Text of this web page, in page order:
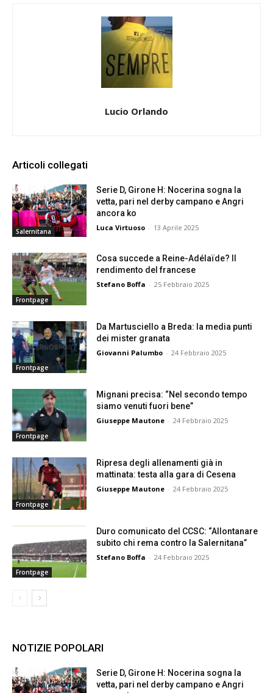
Lucio Orlando
Articoli collegati
Salernitana
Serie D, Girone H: Nocerina sogna la
vetta, pari nel derby campano e Angri
ancora ko
Luca Virtuoso - 13 Aprile 2025
Frontpage
Cosa succede a Reine-Adélaïde? Il
rendimento del francese
Stefano Boffa - 25 Febbraio 2025
Frontpage
Da Martusciello a Breda: la media punti
dei mister granata
Giovanni Palumbo - 24 Febbraio 2025
Frontpage
Mignani precisa: “Nel secondo tempo
siamo venuti fuori bene”
Giuseppe Mautone - 24 Febbraio 2025
Frontpage
Ripresa degli allenamenti già in
mattinata: testa alla gara di Cesena
Giuseppe Mautone - 24 Febbraio 2025
Frontpage
Duro comunicato del CCSC: “Allontanare
subito chi rema contro la Salernitana”
Stefano Boffa - 24 Febbraio 2025
NOTIZIE POPOLARI
Serie D, Girone H: Nocerina sogna la
vetta, pari nel derby campano e Angri